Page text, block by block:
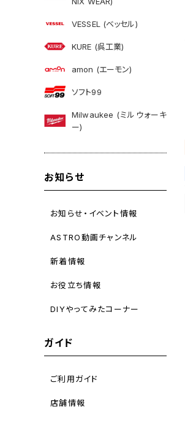
VESSEL (ベッセル)
KURE (呉工業)
amon (エーモン)
ソフト99
Milwaukee (ミルウォーキ
ー)
お知らせ
お知らせ・イベント情報
ASTRO動画チャンネル
新着情報
お役立ち情報
DIYやってみたコーナー
ガイド
ご利用ガイド
店舗情報